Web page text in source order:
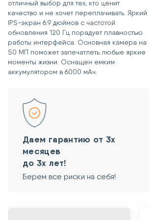
условий:
При покупке товара была
приобретена услуга «Возврат
товара в течение 15 дней»,
Сохранены чек и гарантийный
талон.
Товар не был в употреблении.
Сохранены потребительские
устройства.
Сохранен товарный вид упаковки.
Сохранен товарный вид комплекта.
пользовательские защитные
пароли и ключи.
отличный выбор для тех, кто ценит
качество и не хочет переплачивать. Яркий
IPS-экран 6.9 дюймов с частотой
обновления 120 Гц порадует плавностью
работы интерфейса. Основная камера на
50 МП поможет запечатлеть любые яркие
моменты жизни. Оснащен емким
аккумулятором в 6000 мАч.
Даем гарантию от 3х
месяцев
до 3х лет!
Берем все риски на себя!